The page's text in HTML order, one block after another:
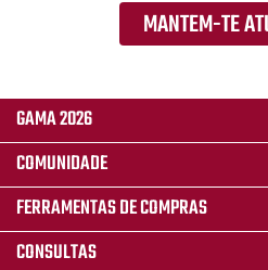
MANTEM-TE
GAMA 2026
COMUNIDADE
FERRAMENTAS DE COMPRAS
CONSULTAS